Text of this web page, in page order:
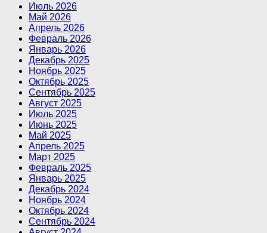
Июль 2026
Май 2026
Апрель 2026
Февраль 2026
Январь 2026
Декабрь 2025
Ноябрь 2025
Октябрь 2025
Сентябрь 2025
Август 2025
Июль 2025
Июнь 2025
Май 2025
Апрель 2025
Март 2025
Февраль 2025
Январь 2025
Декабрь 2024
Ноябрь 2024
Октябрь 2024
Сентябрь 2024